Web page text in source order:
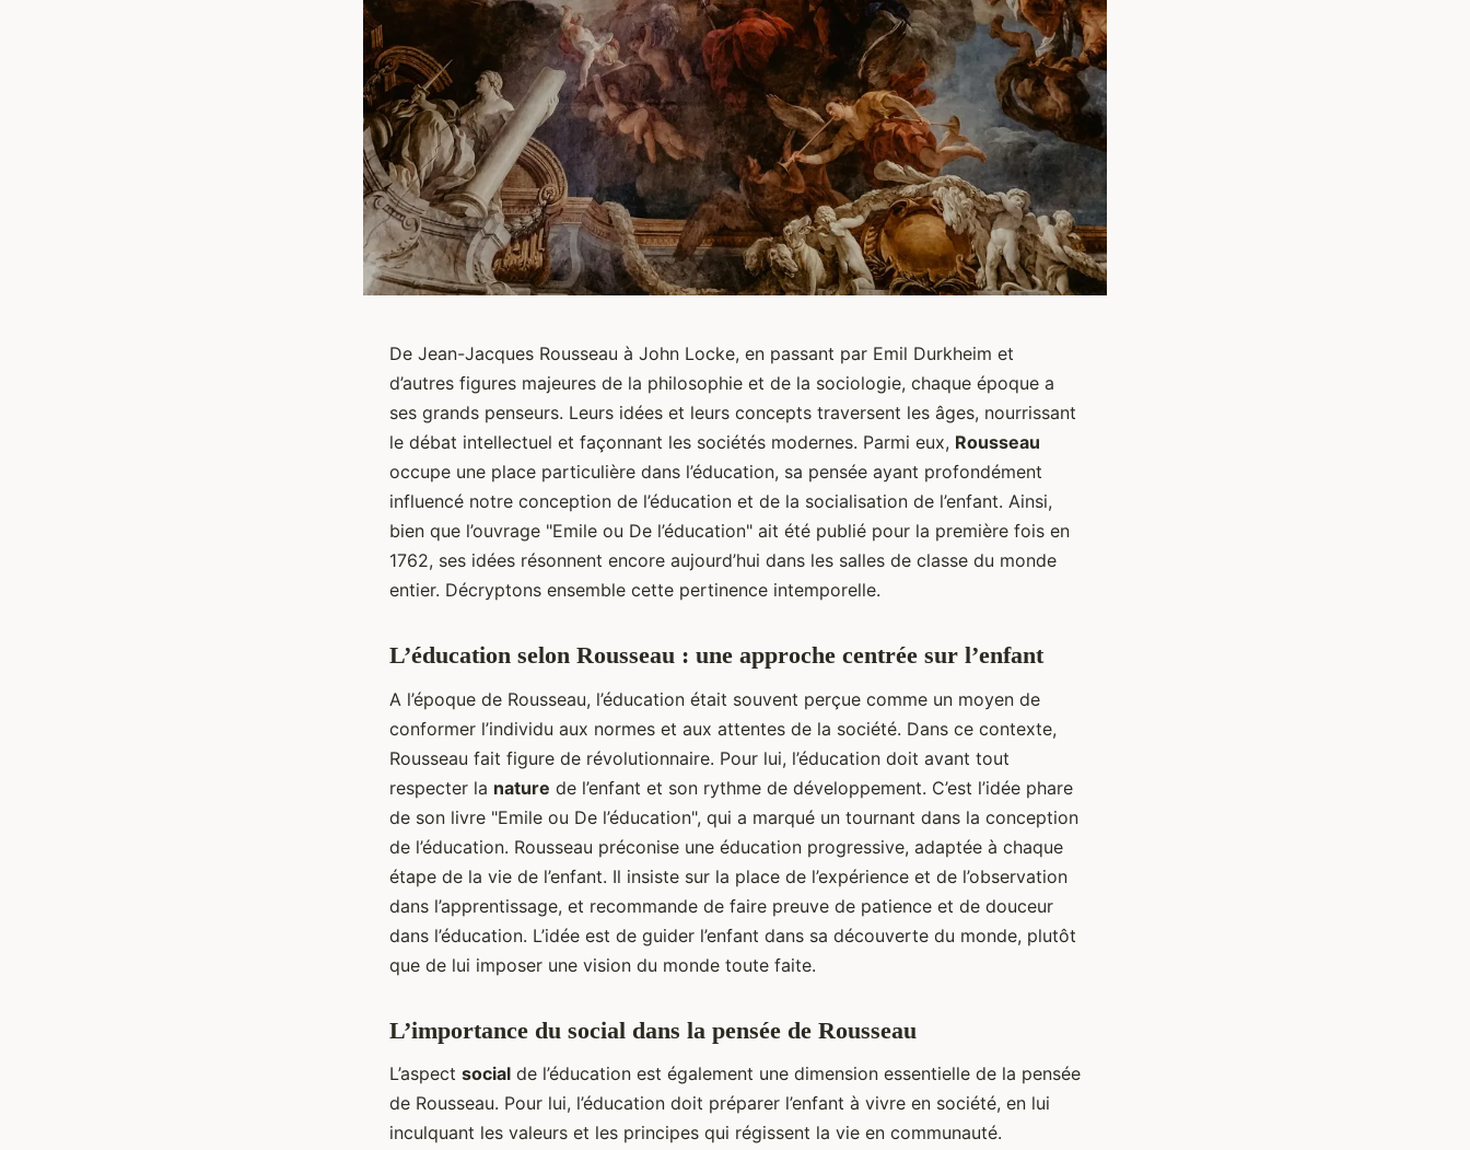
De Jean-Jacques Rousseau à John Locke, en passant par Emil Durkheim et
d’autres figures majeures de la philosophie et de la sociologie, chaque époque a
ses grands penseurs. Leurs idées et leurs concepts traversent les âges, nourrissant
le débat intellectuel et façonnant les sociétés modernes. Parmi eux, Rousseau
occupe une place particulière dans l’éducation, sa pensée ayant profondément
influencé notre conception de l’éducation et de la socialisation de l’enfant. Ainsi,
bien que l’ouvrage "Emile ou De l’éducation" ait été publié pour la première fois en
1762, ses idées résonnent encore aujourd’hui dans les salles de classe du monde
entier. Décryptons ensemble cette pertinence intemporelle.
L’éducation selon Rousseau : une approche centrée sur l’enfant
A l’époque de Rousseau, l’éducation était souvent perçue comme un moyen de
conformer l’individu aux normes et aux attentes de la société. Dans ce contexte,
Rousseau fait figure de révolutionnaire. Pour lui, l’éducation doit avant tout
respecter la nature de l’enfant et son rythme de développement. C’est l’idée phare
de son livre "Emile ou De l’éducation", qui a marqué un tournant dans la conception
de l’éducation. Rousseau préconise une éducation progressive, adaptée à chaque
étape de la vie de l’enfant. Il insiste sur la place de l’expérience et de l’observation
dans l’apprentissage, et recommande de faire preuve de patience et de douceur
dans l’éducation. L’idée est de guider l’enfant dans sa découverte du monde, plutôt
que de lui imposer une vision du monde toute faite.
L’importance du social dans la pensée de Rousseau
L’aspect social de l’éducation est également une dimension essentielle de la pensée
de Rousseau. Pour lui, l’éducation doit préparer l’enfant à vivre en société, en lui
inculquant les valeurs et les principes qui régissent la vie en communauté.